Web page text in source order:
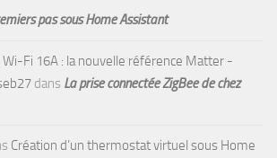
pas sous Home Assistant
Wi-Fi 16A : la nouvelle référence Matter -
dans La prise connectée ZigBee de chez
Création d’un thermostat virtuel sous Home